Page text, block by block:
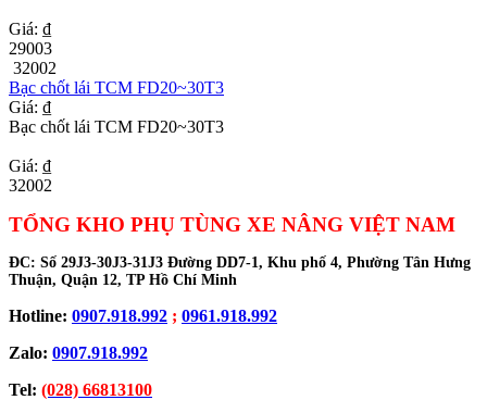
Giá: ₫
29003
32002
Bạc chốt lái TCM FD20~30T3
Giá: ₫
Bạc chốt lái TCM FD20~30T3
Giá: ₫
32002
TỔNG KHO PHỤ TÙNG XE NÂNG VIỆT NAM
ĐC: Số 29J3-30J3-31J3 Đường DD7-1, Khu phố 4, Phường Tân Hưng
Thuận, Quận 12, TP Hồ Chí Minh
Hotline: 0907.918.992 ; 0961.918.992
Zalo: 0907.918.992
Tel: (028) 66813100